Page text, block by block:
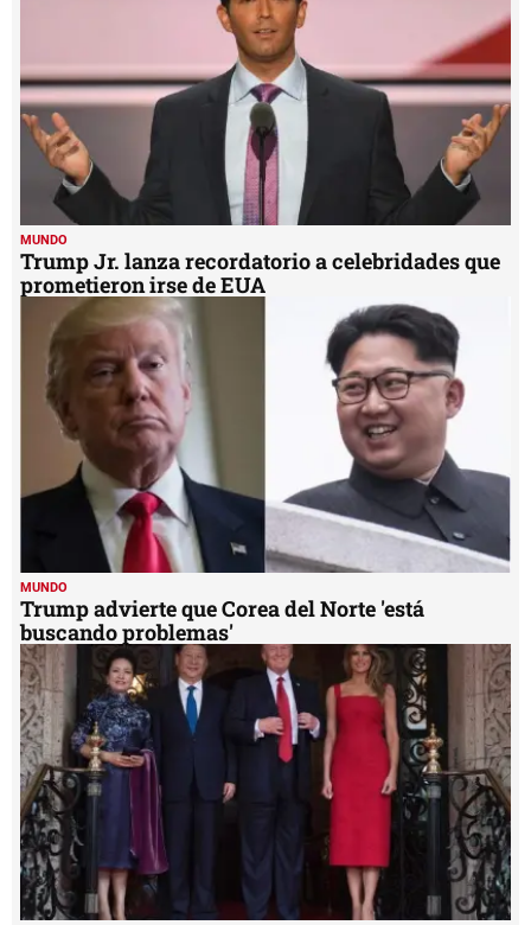
MUNDO
Trump Jr. lanza recordatorio a celebridades que
prometieron irse de EUA
MUNDO
Trump advierte que Corea del Norte 'está
buscando problemas'